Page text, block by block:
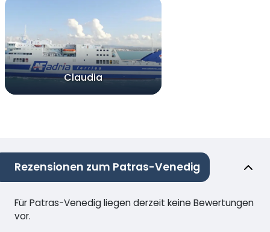
Claudia
Rezensionen zum Patras-Venedig
Für Patras-Venedig liegen derzeit keine Bewertungen
vor.